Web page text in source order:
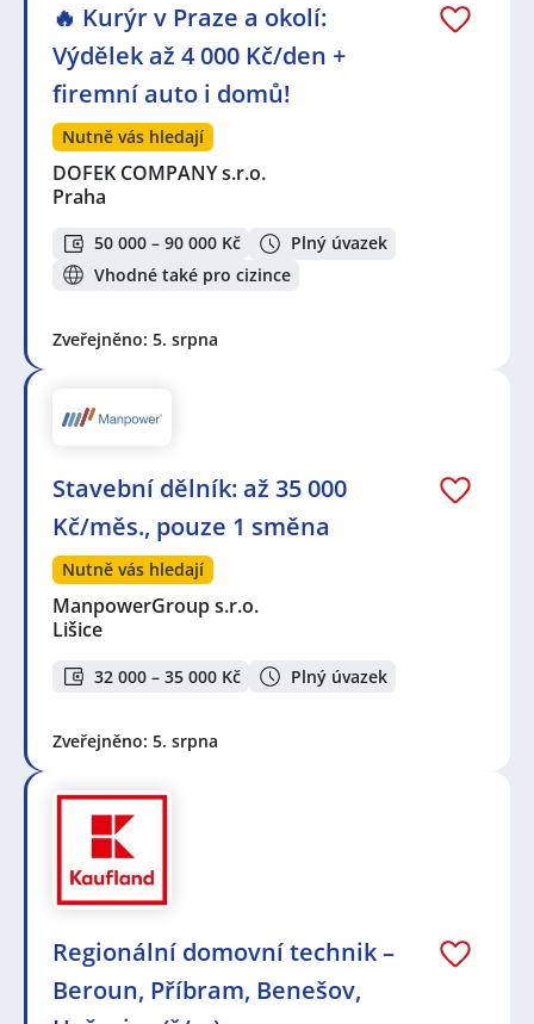
🔥 Kurýr v Praze a okolí:
Výdělek až 4 000 Kč/den +
firemní auto i domů!
Nutně vás hledají
DOFEK COMPANY s.r.o.
Praha
50 000 – 90 000 Kč
Plný úvazek
Vhodné také pro cizince
Zveřejněno: 5. srpna
Stavební dělník: až 35 000
Kč/měs., pouze 1 směna
Nutně vás hledají
ManpowerGroup s.r.o.
Lišice
32 000 – 35 000 Kč Plný úvazek
Zveřejněno: 5. srpna
Regionální domovní technik –
Beroun, Příbram, Benešov,